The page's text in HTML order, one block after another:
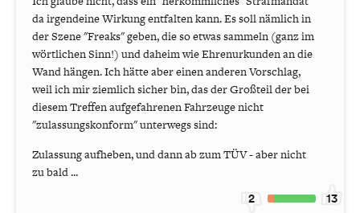
da irgendeine Wirkung entfalten kann. Es soll nämlich in
der Szene "Freaks" geben, die so etwas sammeln (ganz im
wörtlichen Sinn!) und daheim wie Ehrenurkunden an die
Wand hängen. Ich hätte aber einen anderen Vorschlag,
weil ich mir ziemlich sicher bin, das der Großteil der bei
diesem Treffen aufgefahrenen Fahrzeuge nicht
"zulassungskonform" unterwegs sind:
Zulassung aufheben, und dann ab zum TÜV - aber nicht
zu bald ...
2 13